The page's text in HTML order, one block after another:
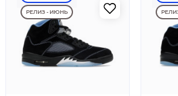
РЕЛИЗ - ИЮНЬ